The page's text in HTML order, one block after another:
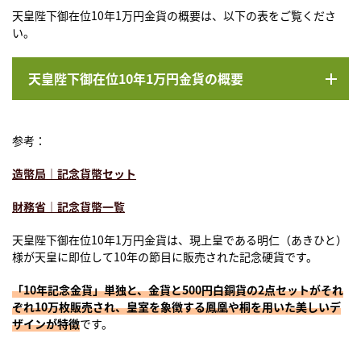
天皇陛下御在位10年1万円金貨の概要は、以下の表をご覧くださ
い。
天皇陛下御在位10年1万円金貨の概要
参考：
造幣局｜記念貨幣セット
財務省｜記念貨幣一覧
天皇陛下御在位10年1万円金貨は、現上皇である明仁（あきひと）
様が天皇に即位して10年の節目に販売された記念硬貨です。
「10年記念金貨」単独と、金貨と500円白銅貨の2点セットがそれ
ぞれ10万枚販売され、皇室を象徴する鳳凰や桐を用いた美しいデ
ザインが特徴です。